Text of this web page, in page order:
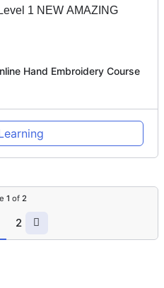
1 NEW AMAZING
Hand Embroidery Course
1 of 2
2